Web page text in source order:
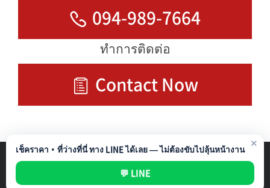
094-989-7664
ทำการติดต่อ
Contact Now
✕
เช็คราคา・ที่ว่างที่นี่ ทาง LINE ได้เลย — ไม่ต้องขับไปลุ้นหน้างาน
💬 LINE
รับบริหารที่จอดรถ Privacy Policy